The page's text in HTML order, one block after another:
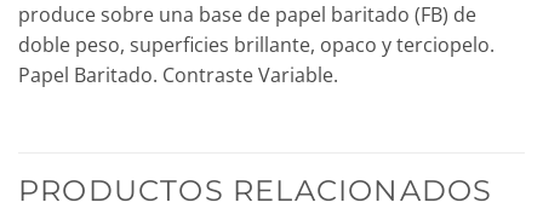
produce sobre una base de papel baritado (FB) de
doble peso, superficies brillante, opaco y terciopelo.
Papel Baritado. Contraste Variable.
PRODUCTOS RELACIONADOS